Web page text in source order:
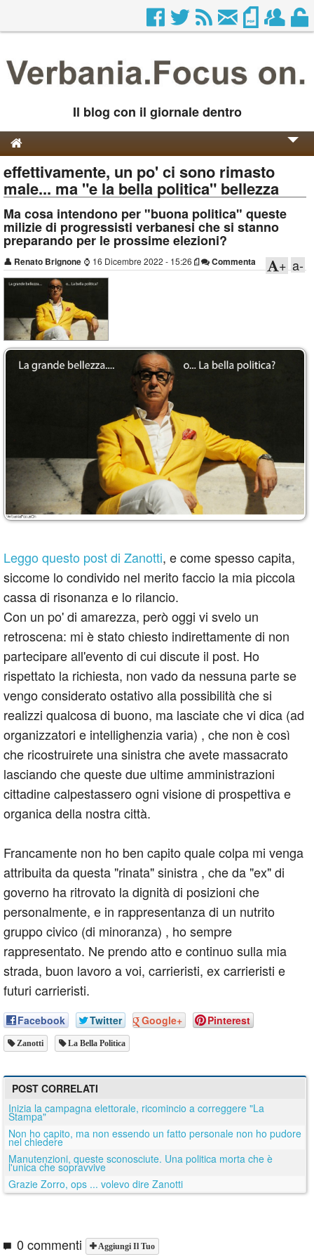
Il blog con il giornale dentro
Genesi e Storia
Contatti
effettivamente, un po' ci sono rimasto
male... ma "e la bella politica" bellezza
Ma cosa intendono per "buona politica" queste
milizie di progressisti verbanesi che si stanno
preparando per le prossime elezioni?
👤 Renato Brignone ⌚ 16 Dicembre 2022 - 15:26 Commenta a-
+
Leggo questo post di Zanotti, e come spesso capita,
siccome lo condivido nel merito faccio la mia piccola
cassa di risonanza e lo rilancio.
Con un po' di amarezza, però oggi vi svelo un
retroscena: mi è stato chiesto indirettamente di non
partecipare all'evento di cui discute il post. Ho
rispettato la richiesta, non vado da nessuna parte se
vengo considerato ostativo alla possibilità che si
realizzi qualcosa di buono, ma lasciate che vi dica (ad
organizzatori e intellighenzia varia) , che non è così
che ricostruirete una sinistra che avete massacrato
lasciando che queste due ultime amministrazioni
cittadine calpestassero ogni visione di prospettiva e
organica della nostra città.
Francamente non ho ben capito quale colpa mi venga
attribuita da questa "rinata" sinistra , che da "ex" di
governo ha ritrovato la dignità di posizioni che
personalmente, e in rappresentanza di un nutrito
gruppo civico (di minoranza) , ho sempre
rappresentato. Ne prendo atto e continuo sulla mia
strada, buon lavoro a voi, carrieristi, ex carrieristi e
futuri carrieristi.
Facebook Twitter Google+ Pinterest
Zanotti La Bella Politica
POST CORRELATI
Inizia la campagna elettorale, ricomincio a correggere "La
Stampa"
Non ho capito, ma non essendo un fatto personale non ho pudore
nel chiedere
Manutenzioni, queste sconosciute. Una politica morta che è
l'unica che sopravvive
Grazie Zorro, ops ... volevo dire Zanotti
0 commenti Aggiungi Il Tuo